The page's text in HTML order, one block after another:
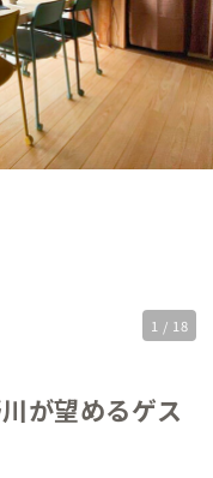
1 / 18
が望めるゲス